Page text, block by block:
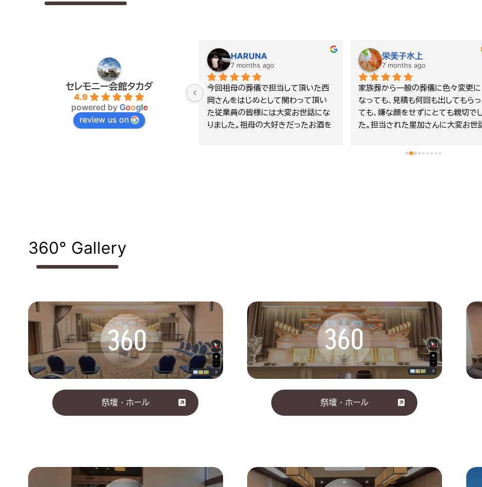
セレモニー会館タカダ
4.9
powered by Google
review us on
井尻哲也
7 months ago
喪主を務めさせていただきました。進
行がスムーズで大変良かったと思い
ます。できれば簡単な朝食があると助
かります。
清尾由紀子
8 months ago
高田さんには、こちらの希望を聞いて
くださりありがとうございました。納
棺では、一つ一つ確認しながらきれい
にしてもらえました。生まれ故郷も回
桶田英児
8 months ago
タカダさんの葬儀でとてもよかったで
す。ご厚誼に深く感謝し、心より御礼
申し上げます。私の葬儀もタカダさん
にご依頼します。よろしくお願いしま
360° Gallery
祭壇・ホール 祭壇・ホール